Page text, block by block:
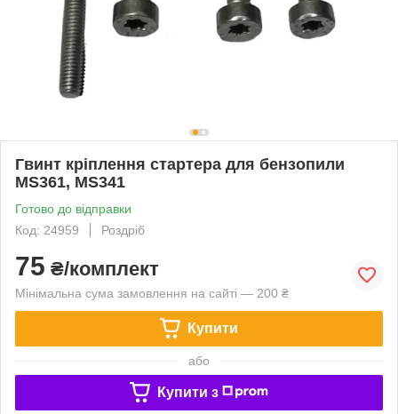
Гвинт кріплення стартера для бензопили
MS361, MS341
Готово до відправки
Код: 24959
Роздріб
75 ₴/комплект
Мінімальна сума замовлення на сайті — 200 ₴
Купити
або
Купити з